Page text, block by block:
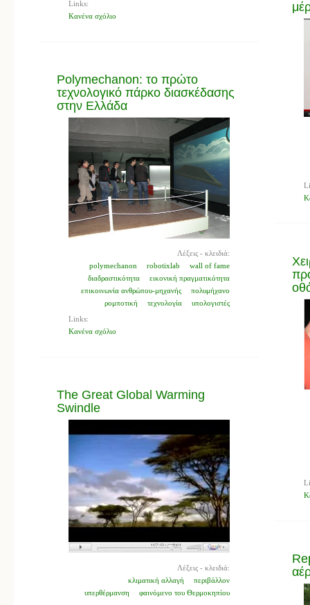
Links:
Κανένα σχόλιο
Polymechanon: το πρώτο
τεχνολογικό πάρκο διασκέδασης
στην Ελλάδα
Λέξεις - κλειδιά:
polymechanon
robotixlab
wall of fame
διαδραστικότητα
εικονική πραγματικότητα
επικοινωνία ανθρώπου-μηχανής
πολυμήχανο
ρομποτική
τεχνολογία
υπολογιστές
Links:
Κανένα σχόλιο
The Great Global Warming
Swindle
Λέξεις - κλειδιά:
κλιματική αλλαγή
περιβάλλον
υπερθέρμανση
φαινόμενο του Θερμοκηπίου